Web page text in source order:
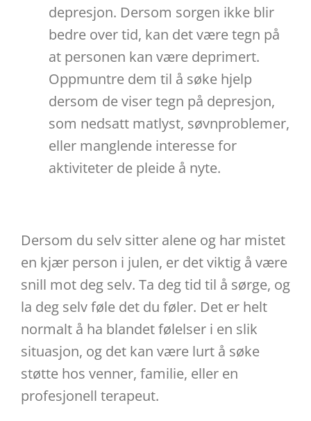
depresjon. Dersom sorgen ikke blir
bedre over tid, kan det være tegn på
at personen kan være deprimert.
Oppmuntre dem til å søke hjelp
dersom de viser tegn på depresjon,
som nedsatt matlyst, søvnproblemer,
eller manglende interesse for
aktiviteter de pleide å nyte.
Dersom du selv sitter alene og har mistet
en kjær person i julen, er det viktig å være
snill mot deg selv. Ta deg tid til å sørge, og
la deg selv føle det du føler. Det er helt
normalt å ha blandet følelser i en slik
situasjon, og det kan være lurt å søke
støtte hos venner, familie, eller en
profesjonell terapeut.